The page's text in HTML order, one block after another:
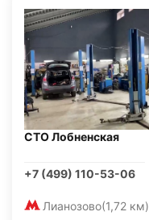
СТО Лобненская
+7 (499) 110-53-06
Лианозово(1,72 км)